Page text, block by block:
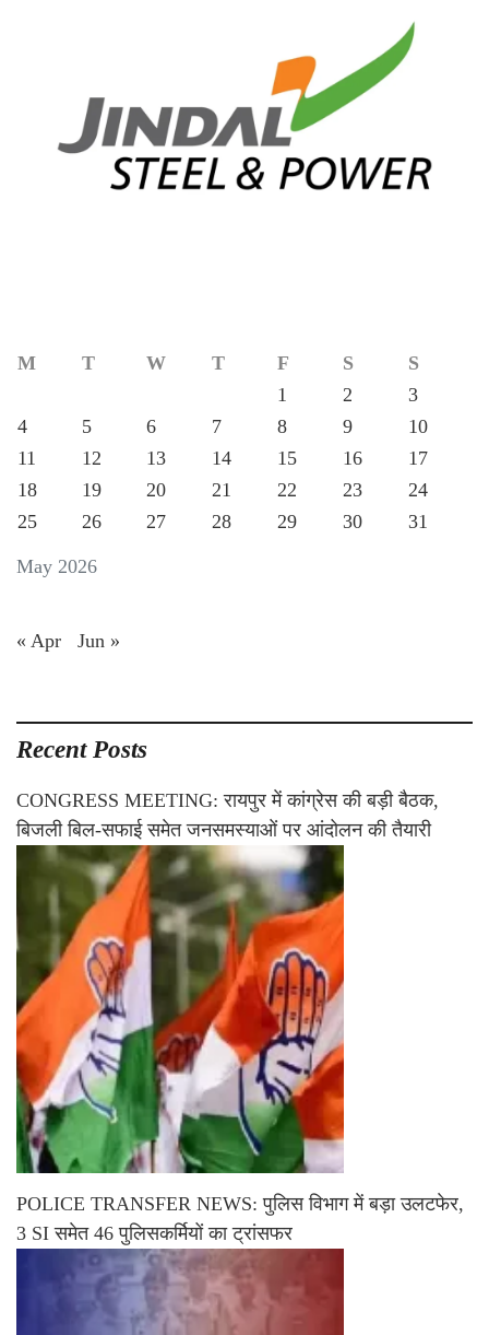
May 2026
M T W T F S
S
1
2
3
4
5 6 7 8 9
10
11
12 13 14 15 16
17
18
19 20 21 22 23
24
25
26 27 28 29 30 31
« Apr Jun »
Recent Posts
CONGRESS MEETING: रायपुर में कांग्रेस की बड़ी बैठक,
बिजली बिल-सफाई समेत जनसमस्याओं पर आंदोलन की तैयारी
POLICE TRANSFER NEWS: पुलिस विभाग में बड़ा उलटफेर,
3 SI समेत 46 पुलिसकर्मियों का ट्रांसफर